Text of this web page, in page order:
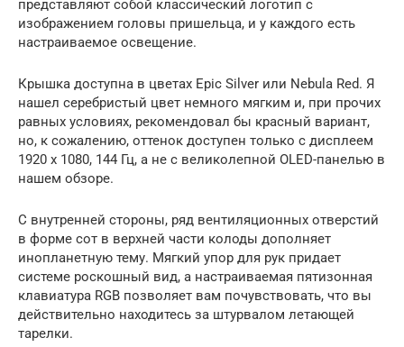
представляют собой классический логотип с
изображением головы пришельца, и у каждого есть
настраиваемое освещение.
Крышка доступна в цветах Epic Silver или Nebula Red. Я
нашел серебристый цвет немного мягким и, при прочих
равных условиях, рекомендовал бы красный вариант,
но, к сожалению, оттенок доступен только с дисплеем
1920 x 1080, 144 Гц, а не с великолепной OLED-панелью в
нашем обзоре.
С внутренней стороны, ряд вентиляционных отверстий
в форме сот в верхней части колоды дополняет
инопланетную тему. Мягкий упор для рук придает
системе роскошный вид, а настраиваемая пятизонная
клавиатура RGB позволяет вам почувствовать, что вы
действительно находитесь за штурвалом летающей
тарелки.